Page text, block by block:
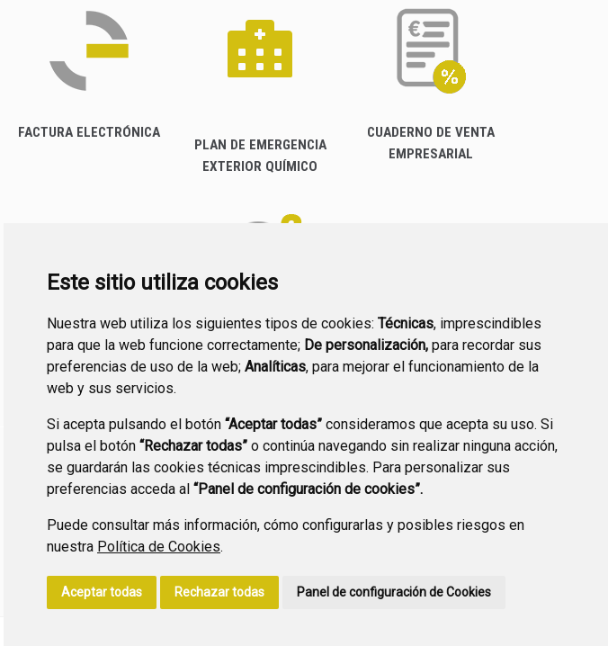
Este sitio utiliza cookies
Nuestra web utiliza los siguientes tipos de cookies: Técnicas, imprescindibles
para que la web funcione correctamente; De personalización, para recordar sus
preferencias de uso de la web; Analíticas, para mejorar el funcionamiento de la
web y sus servicios.
Si acepta pulsando el botón “Aceptar todas” consideramos que acepta su uso. Si
pulsa el botón “Rechazar todas” o continúa navegando sin realizar ninguna acción,
se guardarán las cookies técnicas imprescindibles. Para personalizar sus
preferencias acceda al “Panel de configuración de cookies”.
Puede consultar más información, cómo configurarlas y posibles riesgos en
nuestra Política de Cookies.
Aceptar todas Rechazar todas Panel de configuración de Cookies
FACTURA ELECTRÓNICA
PLAN DE EMERGENCIA
EXTERIOR QUÍMICO
CUADERNO DE VENTA
EMPRESARIAL
CANAL YOUTUBE
PREGUNTAS
FRECUENTES
PLAN DE ACCIÓN LOCAL
2030
POLÍTICA DE PRIVACIDAD ACCESIBILIDAD POLÍTICA DE COOKIES